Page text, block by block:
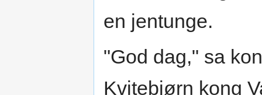
en jentunge.
"God dag," sa
Kvitebjørn kong